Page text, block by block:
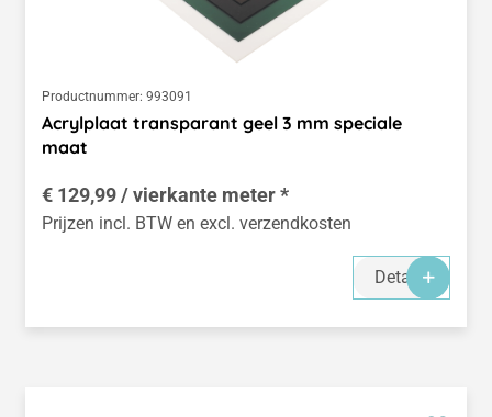
Productnummer: 993091
Acrylplaat transparant geel 3 mm speciale
maat
€ 129,99 / vierkante meter *
Prijzen incl. BTW en excl. verzendkosten
Details